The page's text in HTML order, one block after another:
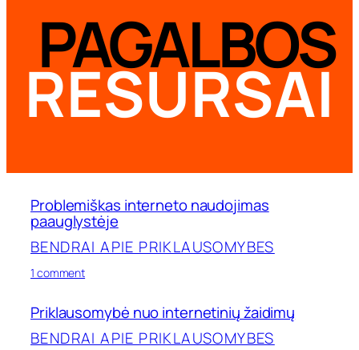
PAGALBOS
RESURSAI
Problemiškas interneto naudojimas
paauglystėje
BENDRAI APIE PRIKLAUSOMYBES
1 commenton
naudojimas
paauglystėje
Priklausomybė nuo internetinių žaidimų
BENDRAI APIE PRIKLAUSOMYBES